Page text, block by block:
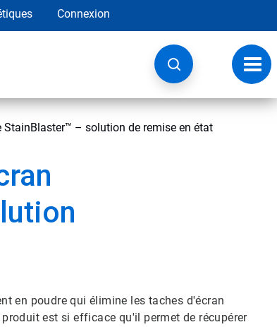
Connexion
à
– solution de remise en état
en poudre qui élimine les taches d'écran
est si efficace qu'il permet de récupérer